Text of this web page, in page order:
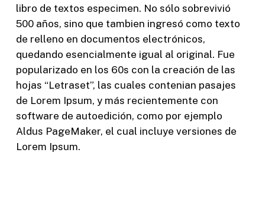
libro de textos especimen. No sólo sobrevivió
500 años, sino que tambien ingresó como texto
de relleno en documentos electrónicos,
quedando esencialmente igual al original. Fue
popularizado en los 60s con la creación de las
hojas “Letraset”, las cuales contenian pasajes
de Lorem Ipsum, y más recientemente con
software de autoedición, como por ejemplo
Aldus PageMaker, el cual incluye versiones de
Lorem Ipsum.